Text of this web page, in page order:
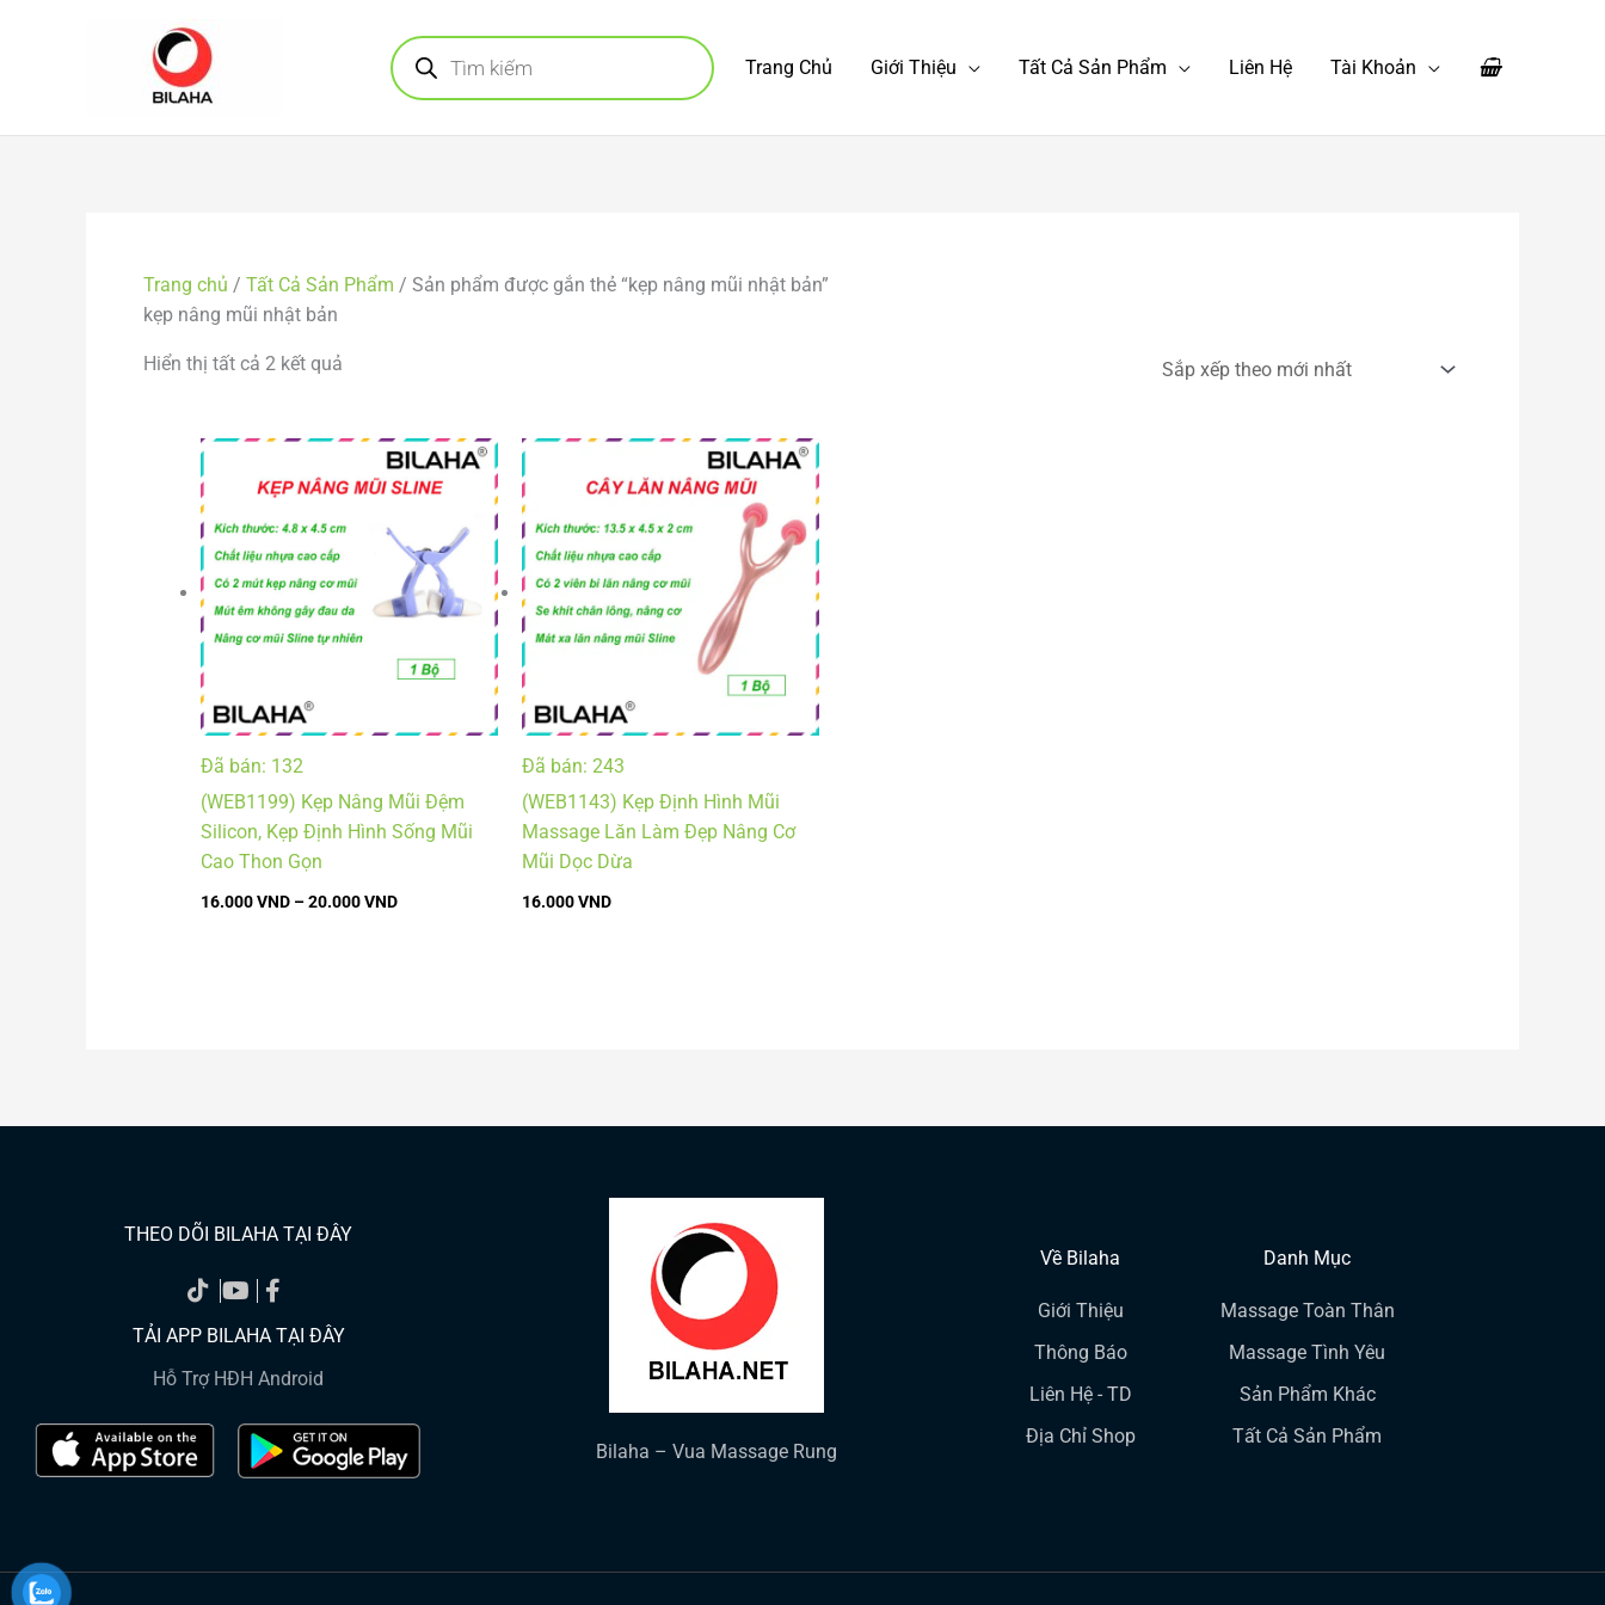
Tìm
kiếm
sản
phẩm
Trang Chủ Giới Thiệu Tất Cả Sản Phẩm Liên Hệ Tài Khoản
Trang chủ / Tất Cả Sản Phẩm / Sản phẩm được gắn thẻ “kẹp nâng mũi nhật bản”
kẹp nâng mũi nhật bản
Hiển thị tất cả 2 kết quả
xếp
Đã bán: 132
(WEB1199) Kẹp Nâng Mũi Đệm
Silicon, Kẹp Định Hình Sống Mũi
Cao Thon Gọn
16.000VND –20.000VND
Khoảng
giá:
từ
đến
20.000 VND
Đã bán: 243
(WEB1143) Kẹp Định Hình Mũi
Massage Lăn Làm Đẹp Nâng Cơ
Mũi Dọc Dừa
16.000VND
THEO DÕI BILAHA TẠI ĐÂY
TẢI APP BILAHA TẠI ĐÂY
Hỗ Trợ HĐH Android
Bilaha – Vua Massage Rung
Về Bilaha
Giới Thiệu
Thông Báo
Liên Hệ - TD
Địa Chỉ Shop
Danh Mục
Massage Toàn Thân
Massage Tình Yêu
Sản Phẩm Khác
Tất Cả Sản Phẩm